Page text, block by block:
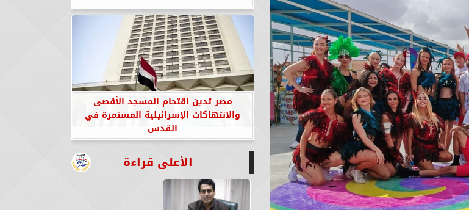
مصر تدين اقتحام المسجد الأقصى
والانتهاكات الإسرائيلية المستمرة في
القدس
الأعلى قراءة